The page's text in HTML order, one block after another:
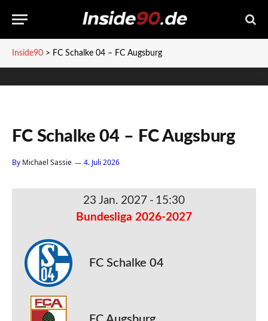
Inside90 > FC Schalke 04 – FC Augsburg
FC Schalke 04 – FC Augsburg
By Michael Sassie 4. Juli 2026
23 Jan. 2027 - 15:30
Bundesliga 2026-2027
FC Schalke 04